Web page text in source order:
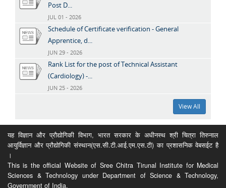
Post D...
JUL 01 - 2026
Schedule of Certificate verification - General
Apprentice, d...
JUN 29 - 2026
Rank List for the post of Technical Assistant
(Cardiology) -...
JUN 25 - 2026
View All
यह विज्ञान और प्रौद्योगिकी विभाग, भारत सरकार के अधीनस्थ श्री चित्रा तिरुनाल
आयुर्विज्ञान और प्रौद्योगिकी संस्थान(एस.सी.टी.आई.एम.एस.टी) का प्रशासनिक वेबसईट है
।
This is the official Website of Sree Chitra Tirunal Institute for Medical
Sciences & Technology under Department of Science & Technology,
Government of India.